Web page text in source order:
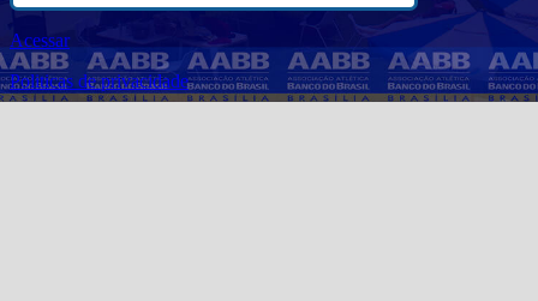
Acessar
Politicas de privacidade